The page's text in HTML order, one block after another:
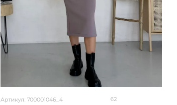
Артикул: 700001046_4 62